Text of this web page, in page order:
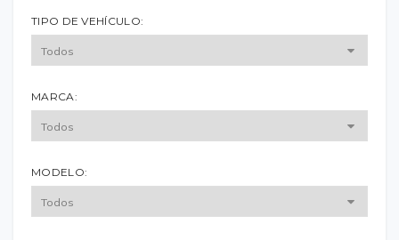
TIPO DE VEHÍCULO:
MARCA:
MODELO: